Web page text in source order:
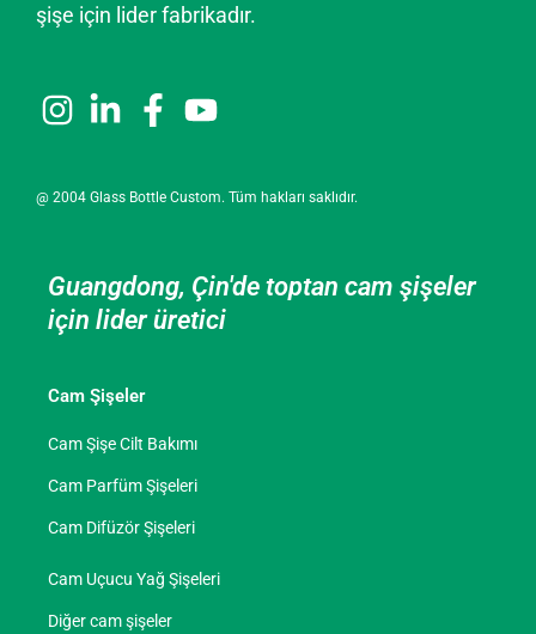
şişe için lider fabrikadır.
@ 2004 Glass Bottle Custom. Tüm hakları saklıdır.
Guangdong, Çin'de toptan cam şişeler
için lider üretici
Cam Şişeler
Cam Şişe Cilt Bakımı
Cam Parfüm Şişeleri
Cam Difüzör Şişeleri
Cam Uçucu Yağ Şişeleri
Diğer cam şişeler